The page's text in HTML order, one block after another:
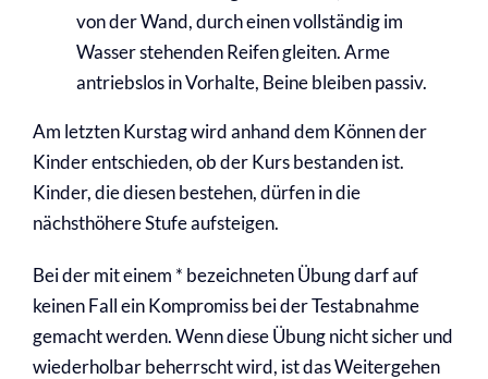
von der Wand, durch einen vollständig im
Wasser stehenden Reifen gleiten. Arme
antriebslos in Vorhalte, Beine bleiben passiv.
Am letzten Kurstag wird anhand dem Können der
Kinder entschieden, ob der Kurs bestanden ist.
Kinder, die diesen bestehen, dürfen in die
nächsthöhere Stufe aufsteigen.
Bei der mit einem * bezeichneten Übung darf auf
keinen Fall ein Kompromiss bei der Testabnahme
gemacht werden. Wenn diese Übung nicht sicher und
wiederholbar beherrscht wird, ist das Weitergehen